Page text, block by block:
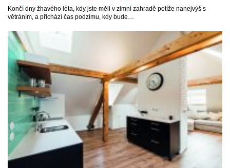
Končí dny žhavého léta, kdy jste měli v zimní zahradě potíže nanejvýš s
větráním, a přichází čas podzimu, kdy bude…